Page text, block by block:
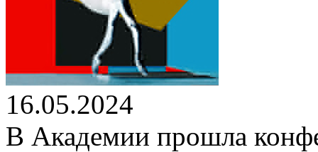
16.05.2024
В Академии прошла